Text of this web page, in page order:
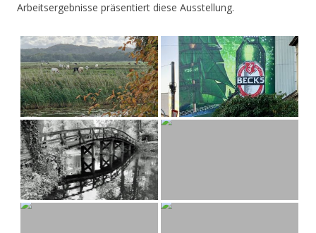
Arbeitsergebnisse präsentiert diese Ausstellung.